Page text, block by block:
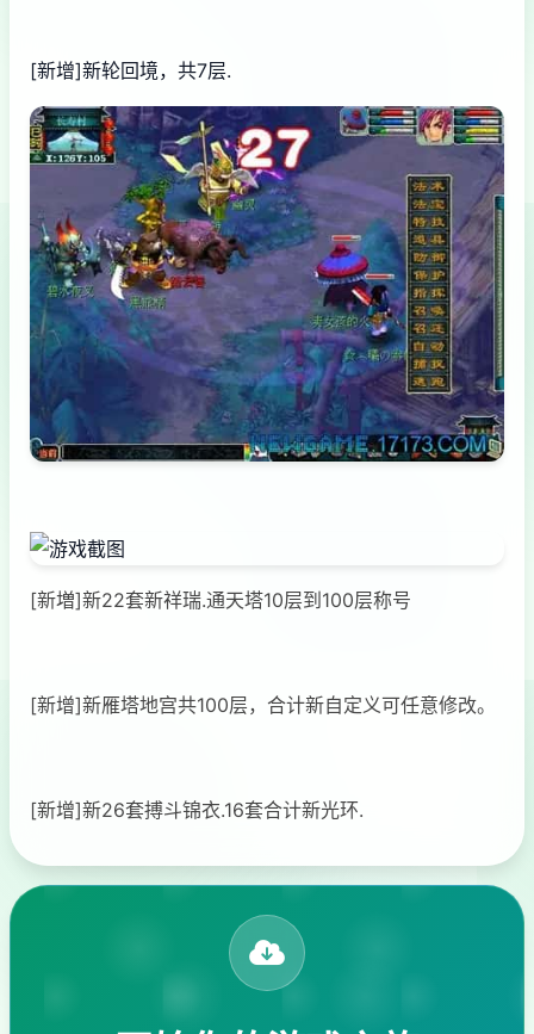
[新增]新轮回境，共7层.
[新増]新22套新祥瑞.通天塔10层到100层称号
[新增]新雁塔地宫共100层，合计新自定义可任意修改。
[新增]新26套搏斗锦衣.16套合计新光环.